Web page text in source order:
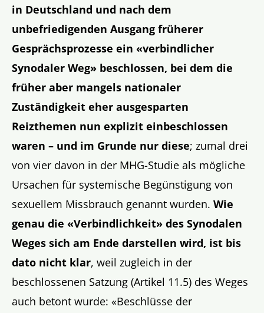
in Deutschland und nach dem
unbefriedigenden Ausgang früherer
Gesprächsprozesse ein «verbindlicher
Synodaler Weg» beschlossen, bei dem die
früher aber mangels nationaler
Zuständigkeit eher ausgesparten
Reizthemen nun explizit einbeschlossen
waren – und im Grunde nur diese; zumal drei
von vier davon in der MHG-Studie als mögliche
Ursachen für systemische Begünstigung von
sexuellem Missbrauch genannt wurden. Wie
genau die «Verbindlichkeit» des Synodalen
Weges sich am Ende darstellen wird, ist bis
dato nicht klar, weil zugleich in der
beschlossenen Satzung (Artikel 11.5) des Weges
auch betont wurde: «Beschlüsse der